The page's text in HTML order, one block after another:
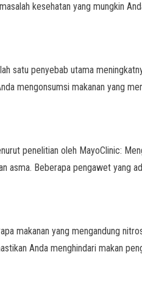
kesehatan yang mungkin
satu penyebab utama
mengonsumsi makanan yang
penelitian oleh MayoClinic:
asma. Beberapa pengawet yang
makanan yang mengandung
Anda menghindari makan